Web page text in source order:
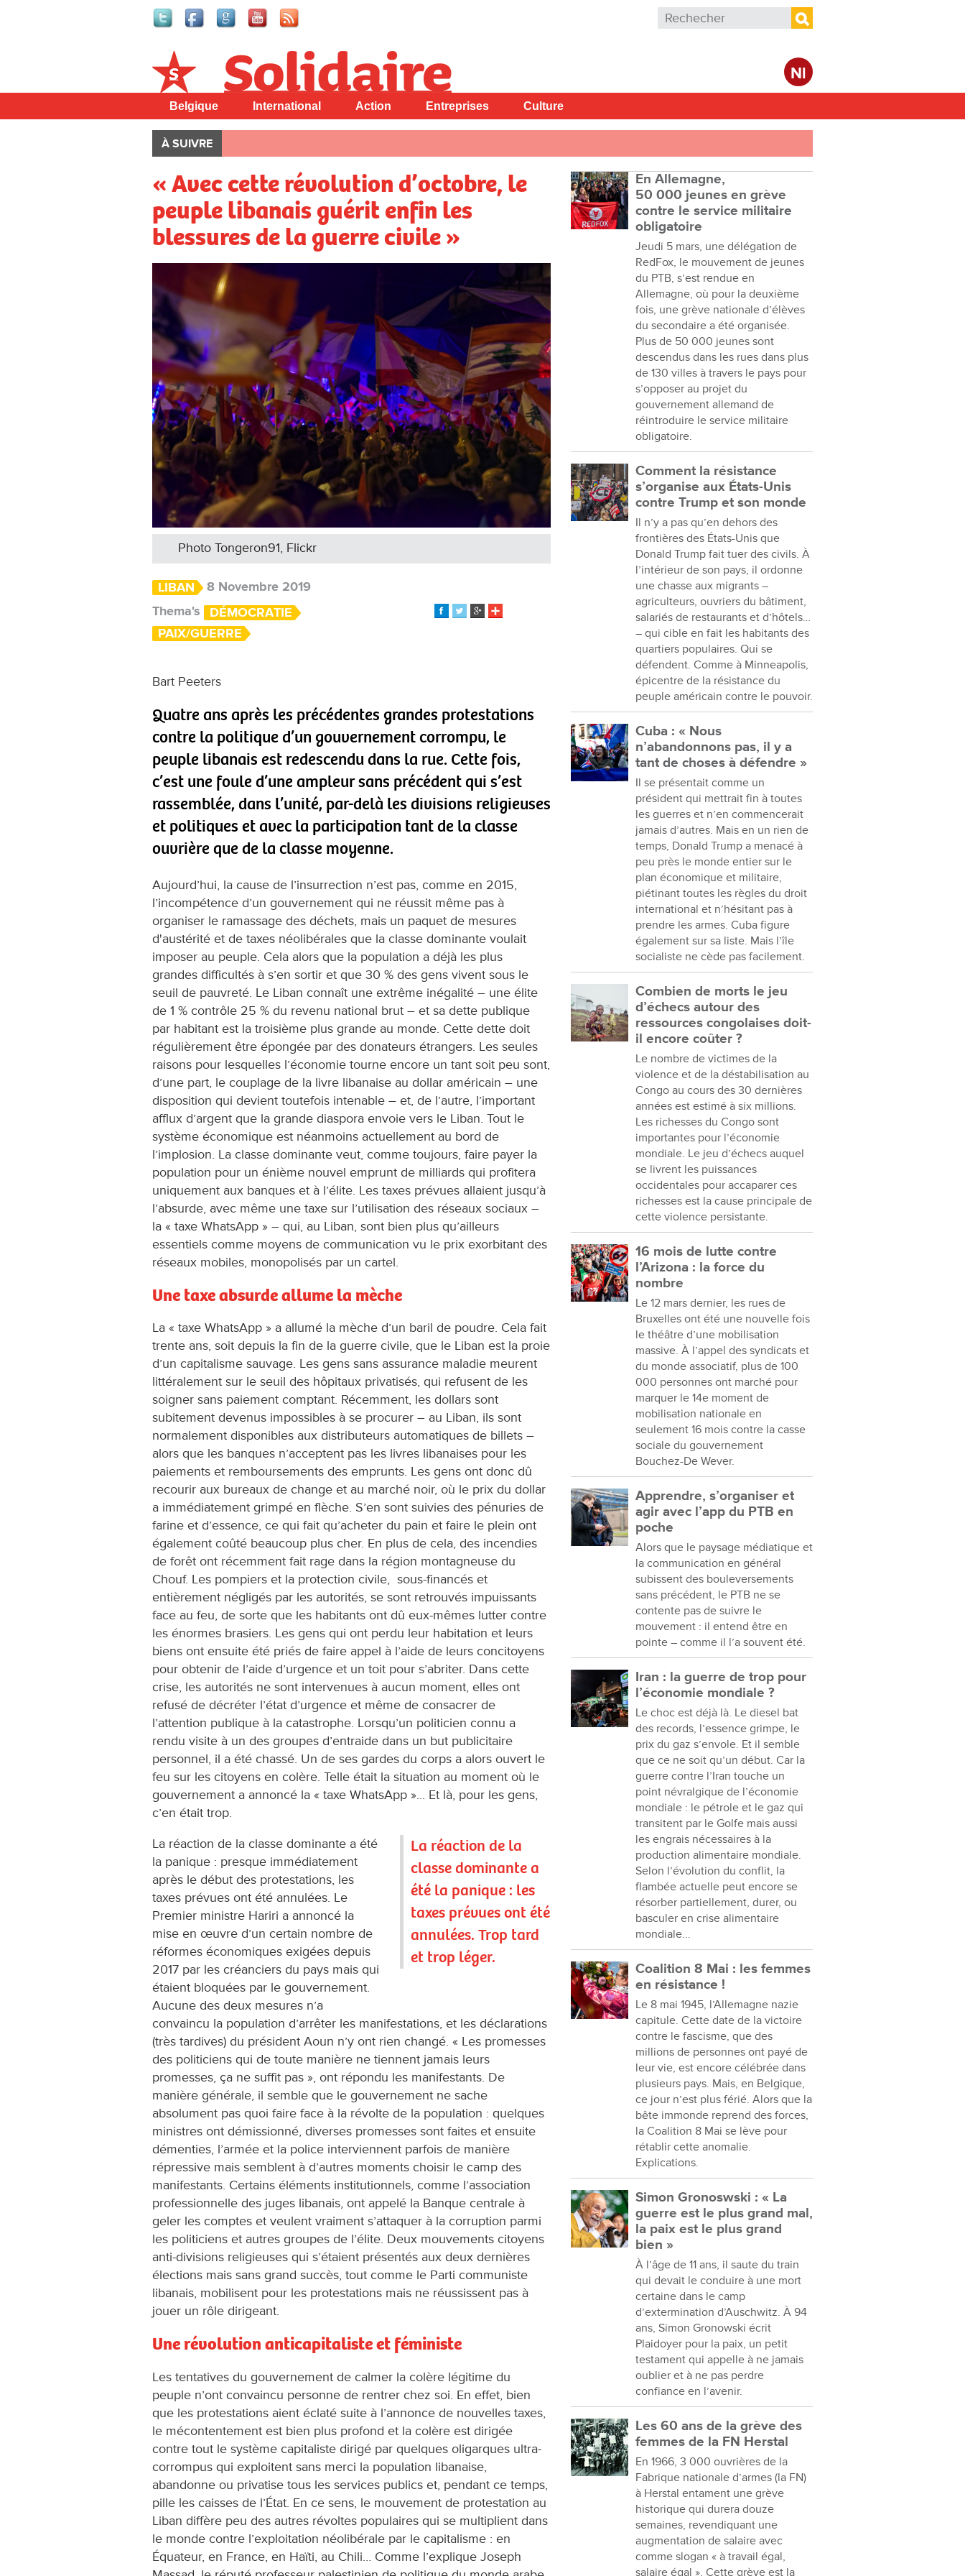
Formulaire de recherche
Rechercher
Nl
Solidaire
Belgique International Action Entreprises Culture
À SUIVRE
« Avec cette révolution d’octobre, le
peuple libanais guérit enfin les
blessures de la guerre civile »
Photo Tongeron91, Flickr
LIBAN
8 Novembre 2019
Thema's
DÉMOCRATIE
PAIX/GUERRE
Bart Peeters
Quatre ans après les précédentes grandes protestations
contre la politique d’un gouvernement corrompu, le
peuple libanais est redescendu dans la rue. Cette fois,
c’est une foule d’une ampleur sans précédent qui s’est
rassemblée, dans l’unité, par-delà les divisions religieuses
et politiques et avec la participation tant de la classe
ouvrière que de la classe moyenne.
Aujourd’hui, la cause de l’insurrection n’est pas, comme en 2015,
l’incompétence d’un gouvernement qui ne réussit même pas à
organiser le ramassage des déchets, mais un paquet de mesures
d'austérité et de taxes néolibérales que la classe dominante voulait
imposer au peuple. Cela alors que la population a déjà les plus
grandes difficultés à s’en sortir et que 30 % des gens vivent sous le
seuil de pauvreté. Le Liban connaît une extrême inégalité – une élite
de 1 % contrôle 25 % du revenu national brut – et sa dette publique
par habitant est la troisième plus grande au monde. Cette dette doit
régulièrement être épongée par des donateurs étrangers. Les seules
raisons pour lesquelles l’économie tourne encore un tant soit peu sont,
d’une part, le couplage de la livre libanaise au dollar américain – une
disposition qui devient toutefois intenable – et, de l’autre, l’important
afflux d’argent que la grande diaspora envoie vers le Liban. Tout le
système économique est néanmoins actuellement au bord de
l’implosion. La classe dominante veut, comme toujours, faire payer la
population pour un énième nouvel emprunt de milliards qui profitera
uniquement aux banques et à l’élite. Les taxes prévues allaient jusqu’à
l’absurde, avec même une taxe sur l’utilisation des réseaux sociaux –
la « taxe WhatsApp » – qui, au Liban, sont bien plus qu’ailleurs
essentiels comme moyens de communication vu le prix exorbitant des
réseaux mobiles, monopolisés par un cartel.
Une taxe absurde allume la mèche
La « taxe WhatsApp » a allumé la mèche d’un baril de poudre. Cela fait
trente ans, soit depuis la fin de la guerre civile, que le Liban est la proie
d’un capitalisme sauvage. Les gens sans assurance maladie meurent
littéralement sur le seuil des hôpitaux privatisés, qui refusent de les
soigner sans paiement comptant. Récemment, les dollars sont
subitement devenus impossibles à se procurer – au Liban, ils sont
normalement disponibles aux distributeurs automatiques de billets –
alors que les banques n’acceptent pas les livres libanaises pour les
paiements et remboursements des emprunts. Les gens ont donc dû
recourir aux bureaux de change et au marché noir, où le prix du dollar
a immédiatement grimpé en flèche. S’en sont suivies des pénuries de
farine et d’essence, ce qui fait qu’acheter du pain et faire le plein ont
également coûté beaucoup plus cher. En plus de cela, des incendies
de forêt ont récemment fait rage dans la région montagneuse du
Chouf. Les pompiers et la protection civile, sous-financés et
entièrement négligés par les autorités, se sont retrouvés impuissants
face au feu, de sorte que les habitants ont dû eux-mêmes lutter contre
les énormes brasiers. Les gens qui ont perdu leur habitation et leurs
biens ont ensuite été priés de faire appel à l’aide de leurs concitoyens
pour obtenir de l’aide d’urgence et un toit pour s’abriter. Dans cette
crise, les autorités ne sont intervenues à aucun moment, elles ont
refusé de décréter l’état d’urgence et même de consacrer de
l’attention publique à la catastrophe. Lorsqu’un politicien connu a
rendu visite à un des groupes d’entraide dans un but publicitaire
personnel, il a été chassé. Un de ses gardes du corps a alors ouvert le
feu sur les citoyens en colère. Telle était la situation au moment où le
gouvernement a annoncé la « taxe WhatsApp »... Et là, pour les gens,
c’en était trop.
La réaction de la
classe dominante a
été la panique : les
taxes prévues ont été
annulées. Trop tard
et trop léger.
La réaction de la classe dominante a été
la panique : presque immédiatement
après le début des protestations, les
taxes prévues ont été annulées. Le
Premier ministre Hariri a annoncé la
mise en œuvre d’un certain nombre de
réformes économiques exigées depuis
2017 par les créanciers du pays mais qui
étaient bloquées par le gouvernement.
Aucune des deux mesures n’a
convaincu la population d’arrêter les manifestations, et les déclarations
(très tardives) du président Aoun n’y ont rien changé. « Les promesses
des politiciens qui de toute manière ne tiennent jamais leurs
promesses, ça ne suffit pas », ont répondu les manifestants. De
manière générale, il semble que le gouvernement ne sache
absolument pas quoi faire face à la révolte de la population : quelques
ministres ont démissionné, diverses promesses sont faites et ensuite
démenties, l’armée et la police interviennent parfois de manière
répressive mais semblent à d’autres moments choisir le camp des
manifestants. Certains éléments institutionnels, comme l’association
professionnelle des juges libanais, ont appelé la Banque centrale à
geler les comptes et veulent vraiment s’attaquer à la corruption parmi
les politiciens et autres groupes de l’élite. Deux mouvements citoyens
anti-divisions religieuses qui s’étaient présentés aux deux dernières
élections mais sans grand succès, tout comme le Parti communiste
libanais, mobilisent pour les protestations mais ne réussissent pas à
jouer un rôle dirigeant.
Une révolution anticapitaliste et féministe
Les tentatives du gouvernement de calmer la colère légitime du
peuple n’ont convaincu personne de rentrer chez soi. En effet, bien
que les protestations aient éclaté suite à l’annonce de nouvelles taxes,
le mécontentement est bien plus profond et la colère est dirigée
contre tout le système capitaliste dirigé par quelques oligarques ultra-
corrompus qui exploitent sans merci la population libanaise,
abandonne ou privatise tous les services publics et, pendant ce temps,
pille les caisses de l’État. En ce sens, le mouvement de protestation au
Liban diffère peu des autres révoltes populaires qui se multiplient dans
le monde contre l’exploitation néolibérale par le capitalisme : en
Équateur, en France, en Haïti, au Chili… Comme l’explique Joseph
En Allemagne,
50 000 jeunes en grève
contre le service militaire
obligatoire
Jeudi 5 mars, une délégation de
RedFox, le mouvement de jeunes
du PTB, s’est rendue en
Allemagne, où pour la deuxième
fois, une grève nationale d’élèves
du secondaire a été organisée.
Plus de 50 000 jeunes sont
descendus dans les rues dans plus
de 130 villes à travers le pays pour
s’opposer au projet du
gouvernement allemand de
réintroduire le service militaire
obligatoire.
Comment la résistance
s’organise aux États-Unis
contre Trump et son monde
Il n’y a pas qu’en dehors des
frontières des États-Unis que
Donald Trump fait tuer des civils. À
l’intérieur de son pays, il ordonne
une chasse aux migrants –
agriculteurs, ouvriers du bâtiment,
salariés de restaurants et d’hôtels…
– qui cible en fait les habitants des
quartiers populaires. Qui se
défendent. Comme à Minneapolis,
épicentre de la résistance du
peuple américain contre le pouvoir.
Cuba : « Nous
n’abandonnons pas, il y a
tant de choses à défendre »
Il se présentait comme un
président qui mettrait fin à toutes
les guerres et n’en commencerait
jamais d’autres. Mais en un rien de
temps, Donald Trump a menacé à
peu près le monde entier sur le
plan économique et militaire,
piétinant toutes les règles du droit
international et n’hésitant pas à
prendre les armes. Cuba figure
également sur sa liste. Mais l’île
socialiste ne cède pas facilement.
Combien de morts le jeu
d’échecs autour des
ressources congolaises doit-
il encore coûter ?
Le nombre de victimes de la
violence et de la déstabilisation au
Congo au cours des 30 dernières
années est estimé à six millions.
Les richesses du Congo sont
importantes pour l’économie
mondiale. Le jeu d’échecs auquel
se livrent les puissances
occidentales pour accaparer ces
richesses est la cause principale de
cette violence persistante.
16 mois de lutte contre
l’Arizona : la force du
nombre
Le 12 mars dernier, les rues de
Bruxelles ont été une nouvelle fois
le théâtre d’une mobilisation
massive. À l’appel des syndicats et
du monde associatif, plus de 100
000 personnes ont marché pour
marquer le 14e moment de
mobilisation nationale en
seulement 16 mois contre la casse
sociale du gouvernement
Bouchez-De Wever.
Apprendre, s’organiser et
agir avec l’app du PTB en
poche
Alors que le paysage médiatique et
la communication en général
subissent des bouleversements
sans précédent, le PTB ne se
contente pas de suivre le
mouvement : il entend être en
pointe – comme il l’a souvent été.
Iran : la guerre de trop pour
l’économie mondiale ?
Le choc est déjà là. Le diesel bat
des records, l’essence grimpe, le
prix du gaz s’envole. Et il semble
que ce ne soit qu’un début. Car la
guerre contre l’Iran touche un
point névralgique de l’économie
mondiale : le pétrole et le gaz qui
transitent par le Golfe mais aussi
les engrais nécessaires à la
production alimentaire mondiale.
Selon l’évolution du conflit, la
flambée actuelle peut encore se
résorber partiellement, durer, ou
basculer en crise alimentaire
mondiale...
Coalition 8 Mai : les femmes
en résistance !
Le 8 mai 1945, l’Allemagne nazie
capitule. Cette date de la victoire
contre le fascisme, que des
millions de personnes ont payé de
leur vie, est encore célébrée dans
plusieurs pays. Mais, en Belgique,
ce jour n’est plus férié. Alors que la
bête immonde reprend des forces,
la Coalition 8 Mai se lève pour
rétablir cette anomalie.
Explications.
Simon Gronoswski : « La
guerre est le plus grand mal,
la paix est le plus grand
bien »
À l’âge de 11 ans, il saute du train
qui devait le conduire à une mort
certaine dans le camp
d’extermination d’Auschwitz. À 94
ans, Simon Gronowski écrit
Plaidoyer pour la paix, un petit
testament qui appelle à ne jamais
oublier et à ne pas perdre
confiance en l’avenir.
Les 60 ans de la grève des
femmes de la FN Herstal
En 1966, 3 000 ouvrières de la
Fabrique nationale d’armes (la FN)
à Herstal entament une grève
historique qui durera douze
semaines, revendiquant une
augmentation de salaire avec
comme slogan « à travail égal,
salaire égal ». Cette grève est la